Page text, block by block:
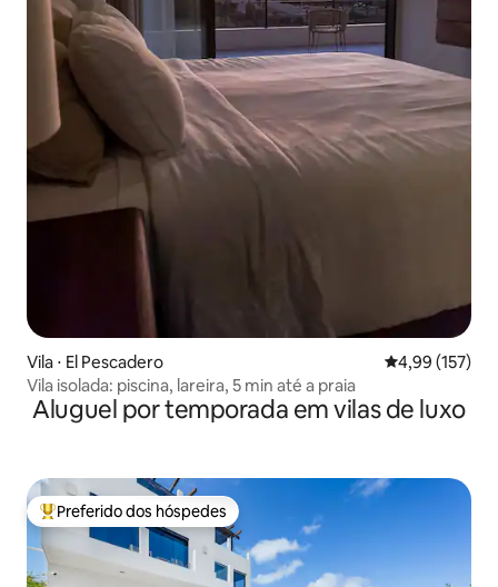
Vila ⋅ El Pescadero 4,99 de uma
4,99 (157)
Vila isolada: piscina, lareira, 5 min até a praia
Aluguel por temporada em vilas de luxo
Entre os melhores preferidos dos hóspedes
Preferido dos hóspedes